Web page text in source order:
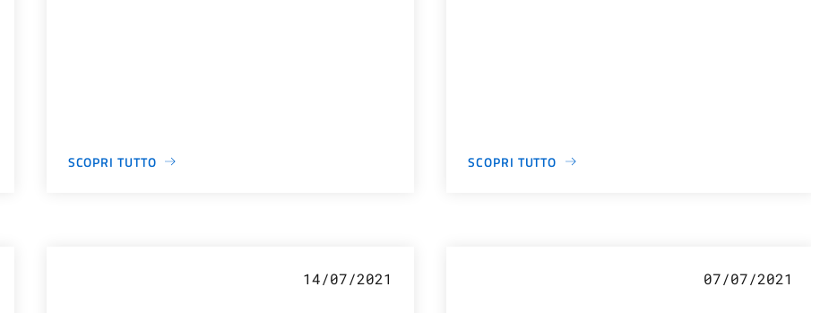
SCOPRI TUTTO SCOPRI TUTTO
14/07/2021 07/07/2021